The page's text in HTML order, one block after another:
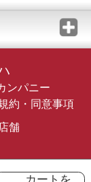
ンパニー
約・同意事項
店舗